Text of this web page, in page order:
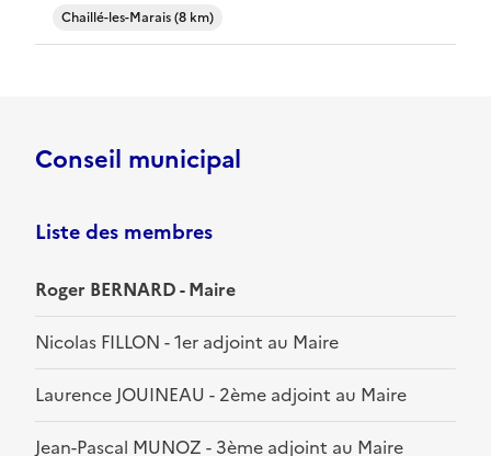
Chaillé-les-Marais (8 km)
Conseil municipal
Liste des membres
Roger BERNARD - Maire
Nicolas FILLON - 1er adjoint au Maire
Laurence JOUINEAU - 2ème adjoint au Maire
Jean-Pascal MUNOZ - 3ème adjoint au Maire